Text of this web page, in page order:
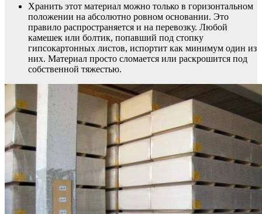
Хранить этот материал можно только в горизонтальном
положении на абсолютно ровном основании. Это
правило распространяется и на перевозку. Любой
камешек или болтик, попавший под стопку
гипсокартонных листов, испортит как минимум один из
них. Материал просто сломается или раскрошится под
собственной тяжестью.